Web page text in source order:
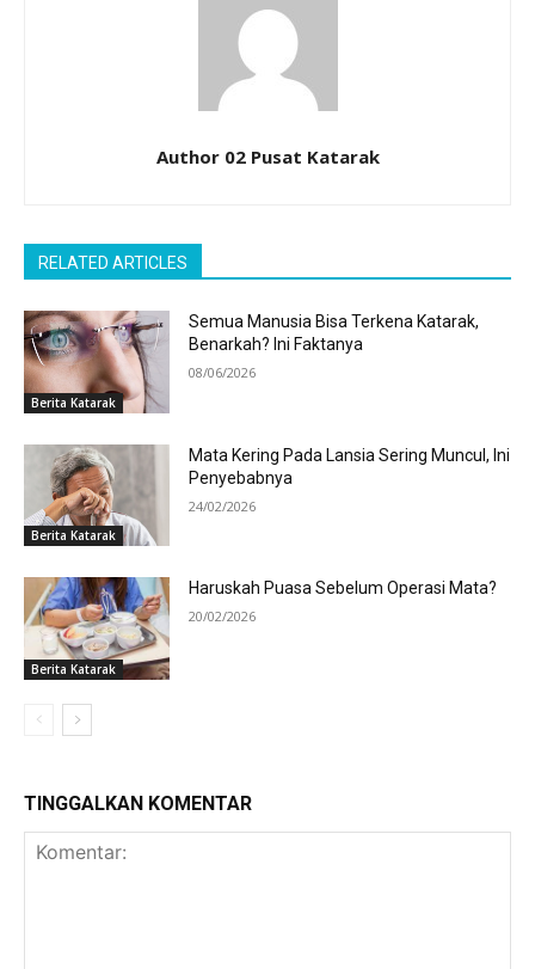
Author 02 Pusat Katarak
RELATED ARTICLES
Berita Katarak
Semua Manusia Bisa Terkena Katarak,
Benarkah? Ini Faktanya
08/06/2026
Berita Katarak
Mata Kering Pada Lansia Sering Muncul, Ini
Penyebabnya
24/02/2026
Berita Katarak
Haruskah Puasa Sebelum Operasi Mata?
20/02/2026
TINGGALKAN KOMENTAR